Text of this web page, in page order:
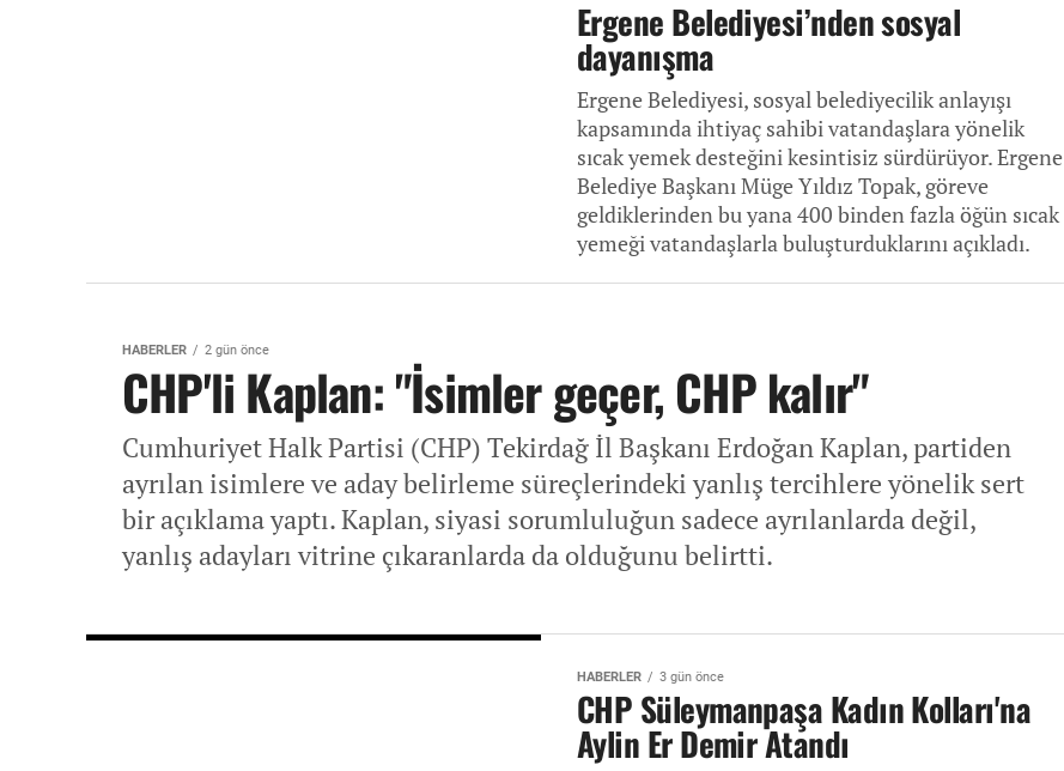
Ergene Belediyesi’nden sosyal
dayanışma
Ergene Belediyesi, sosyal belediyecilik anlayışı
kapsamında ihtiyaç sahibi vatandaşlara yönelik
sıcak yemek desteğini kesintisiz sürdürüyor. Ergene
Belediye Başkanı Müge Yıldız Topak, göreve
geldiklerinden bu yana 400 binden fazla öğün sıcak
yemeği vatandaşlarla buluşturduklarını açıkladı.
HABERLER 2 gün önce
CHP'li Kaplan: "İsimler geçer, CHP kalır"
Cumhuriyet Halk Partisi (CHP) Tekirdağ İl Başkanı Erdoğan Kaplan, partiden
ayrılan isimlere ve aday belirleme süreçlerindeki yanlış tercihlere yönelik sert
bir açıklama yaptı. Kaplan, siyasi sorumluluğun sadece ayrılanlarda değil,
yanlış adayları vitrine çıkaranlarda da olduğunu belirtti.
HABERLER 3 gün önce
CHP Süleymanpaşa Kadın Kolları'na
Aylin Er Demir Atandı